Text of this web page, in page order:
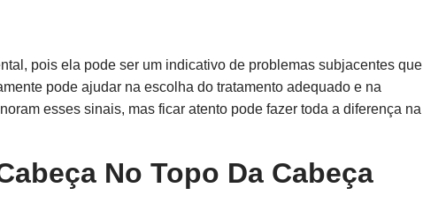
pois ela pode ser um indicativo de problemas subjacentes que
pode ajudar na escolha do tratamento adequado e na
esses sinais, mas ficar atento pode fazer toda a diferença na
No Topo Da Cabeça